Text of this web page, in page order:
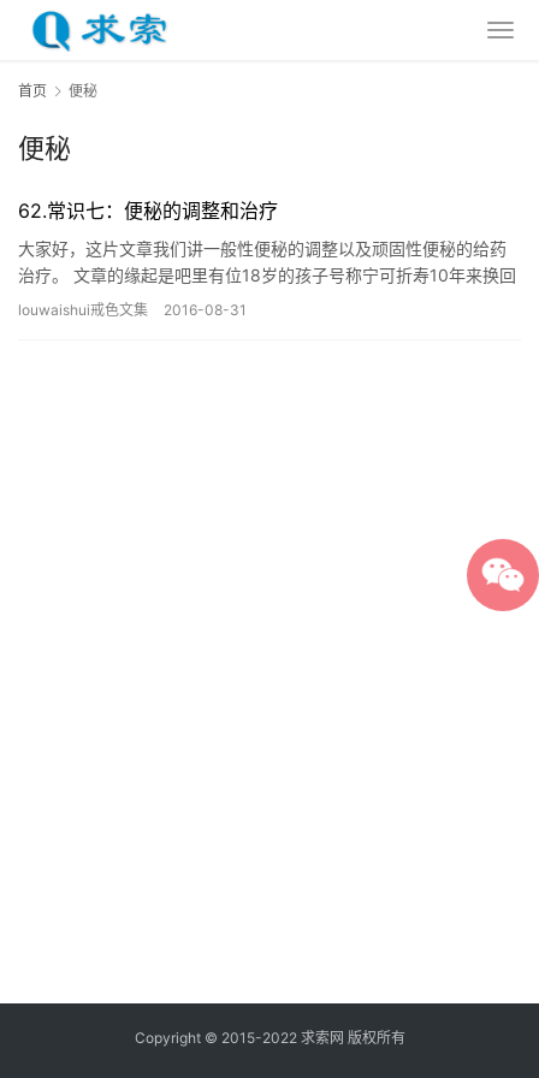
首页 便秘
便秘
62.常识七：便秘的调整和治疗
大家好，这片文章我们讲一般性便秘的调整以及顽固性便秘的给药
治疗。 文章的缘起是吧里有位18岁的孩子号称宁可折寿10年来换回
大便的通畅，因为他是顽固性便秘。但是要他去顶置问诊单写问题…
louwaishui戒色文集 2016-08-31
Copyright © 2015-2022 求索网 版权所有